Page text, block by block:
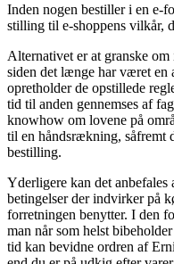
Inden nogen bestiller i en e-
stilling til e-shoppens vilkår,
Alternativet er at granske
siden det længe har været en
opretholder de opstillede
tid til anden gennemses af
knowhow om lovene på
til en håndsrækning, såfremt
bestilling.
Yderligere kan det anbefales
betingelser der indvirker på
forretningen benytter. I den
man når som helst
tid kan bevidne ordren af